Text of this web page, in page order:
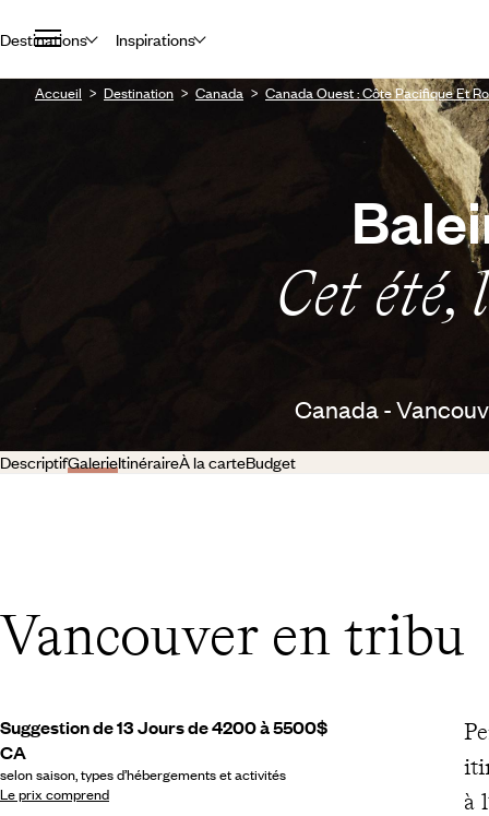
Destinations Inspirations
Accueil Destination Canada Canada Ouest : Côte Pacifique Et
Cet
Canada -
DescriptifGalerieItinéraireÀ la carteBudget
Vancouver en tribu
Suggestion de 13 Jours de 4200 à 5500$
CA
selon saison, types d’hébergements et activités
Le prix comprend
à